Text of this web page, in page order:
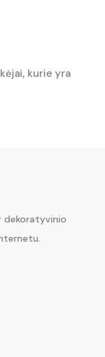
kurie yra
dekoratyvinio